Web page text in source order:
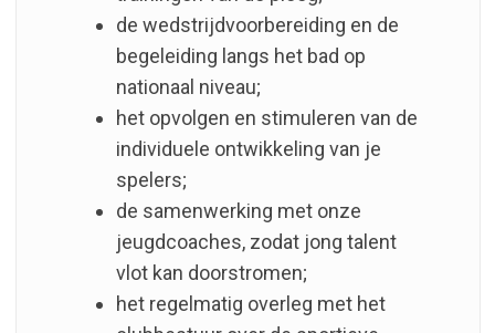
de wedstrijdvoorbereiding en de
begeleiding langs het bad op
nationaal niveau;
het opvolgen en stimuleren van de
individuele ontwikkeling van je
spelers;
de samenwerking met onze
jeugdcoaches, zodat jong talent
vlot kan doorstromen;
het regelmatig overleg met het